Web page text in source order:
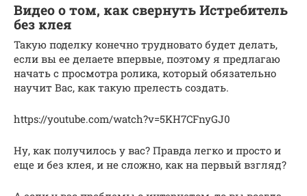
Видео о том, как свернуть Истребитель
без клея
Такую поделку конечно трудновато будет делать,
если вы ее делаете впервые, поэтому я предлагаю
начать с просмотра ролика, который обязательно
научит Вас, как такую прелесть создать.
https://youtube.com/watch?v=5KH7CFnyGJ0
Ну, как получилось у вас? Правда легко и просто и
еще и без клея, и не сложно, как на первый взгляд?